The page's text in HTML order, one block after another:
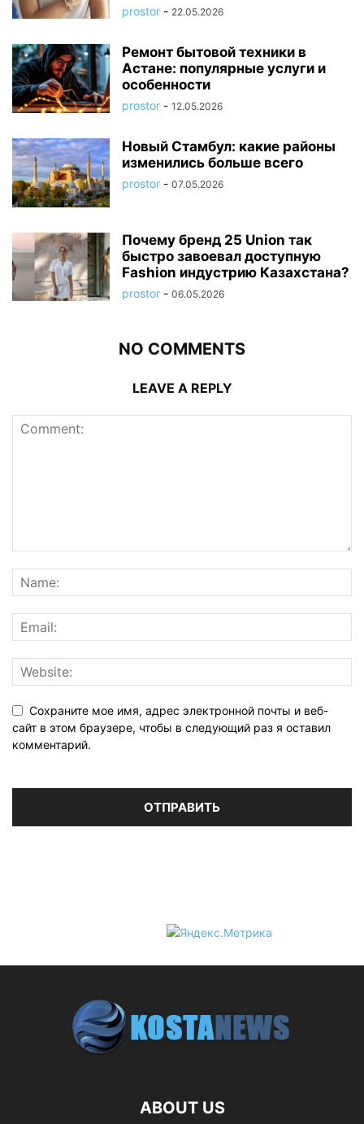
prostor - 22.05.2026
Ремонт бытовой техники в
Астане: популярные услуги и
особенности
prostor - 12.05.2026
Новый Стамбул: какие районы
изменились больше всего
prostor - 07.05.2026
Почему бренд 25 Union так
быстро завоевал доступную
Fashion индустрию Казахстана?
prostor - 06.05.2026
NO COMMENTS
LEAVE A REPLY
Сохраните мое имя, адрес электронной почты и веб-
сайт в этом браузере, чтобы в следующий раз я оставил
комментарий.
ABOUT US